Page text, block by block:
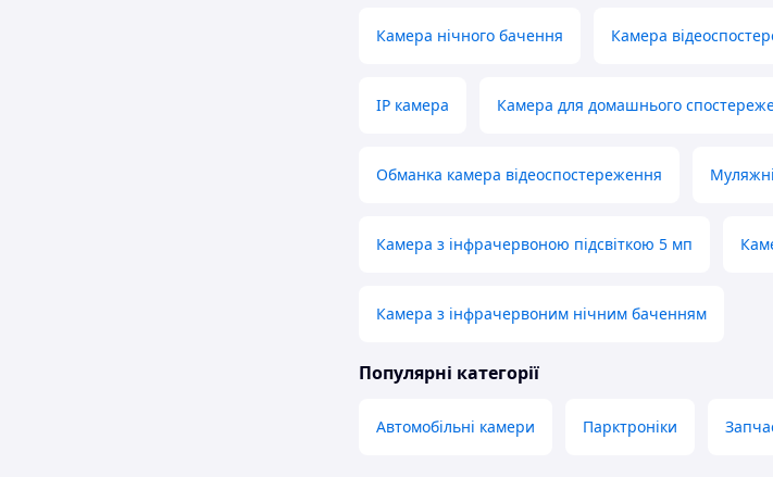
Камера нічного бачення Камера
IP камера Камера для домашнього
Обманка камера відеоспостереження
Камера з інфрачервоною підсвіткою 5 мп
Камера з інфрачервоним нічним баченням
Популярні категорії
Автомобільні камери Парктроніки